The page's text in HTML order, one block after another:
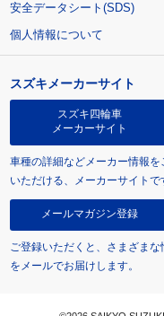
安全データシート(SDS)
個人情報について
スズキメーカーサイト
スズキ四輪車
メーカーサイト
車種の詳細などメーカー情報を
いただける、メーカーサイトで
メールマガジン登録
ご登録いただくと、さまざまな
をメールでお届けします。